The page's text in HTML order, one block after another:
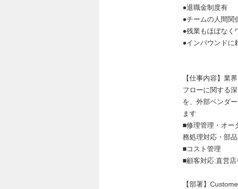
●退職金制度有
●チームの人間関
●残業もほぼなく
●インバウンドに
【仕事内容】業
フローに関する
を、外部ベンダ
ます
■修理管理・オー
務処理対応・部
■コスト管理
■顧客対応:直営
【部署】